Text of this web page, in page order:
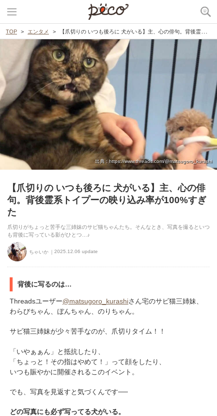
TOP エンタメ 【爪切りの いつも後ろに 犬がいる】主、心の俳句。背後霊系トイプーの映り込み率が100%すぎた
出典 : https://www.threads.com/@matsugoro_kurashi
【爪切りの いつも後ろに 犬がいる】主、心の俳
句。背後霊系トイプーの映り込み率が100%すぎ
た
爪切りがちょっと苦手な三姉妹のサビ猫ちゃんたち。そんなとき、写真を撮るといつ
も背後に写っている影がひとつ…♪
ちゃいか 2025.12.06 update
背後に写るのは…
Threadsユーザー@matsugoro_kurashiさん宅のサビ猫三姉妹、
わらびちゃん、ぼんちゃん、のりちゃん。
サビ猫三姉妹が少々苦手なのが、爪切りタイム！！
「いやぁぁん」と抵抗したり、
「ちょっと！その指はやめて！」って顔をしたり、
いつも賑やかに開催されるこのイベント。
でも、写真を見返すと気づくんです──
どの写真にも必ず写ってる犬がいる。